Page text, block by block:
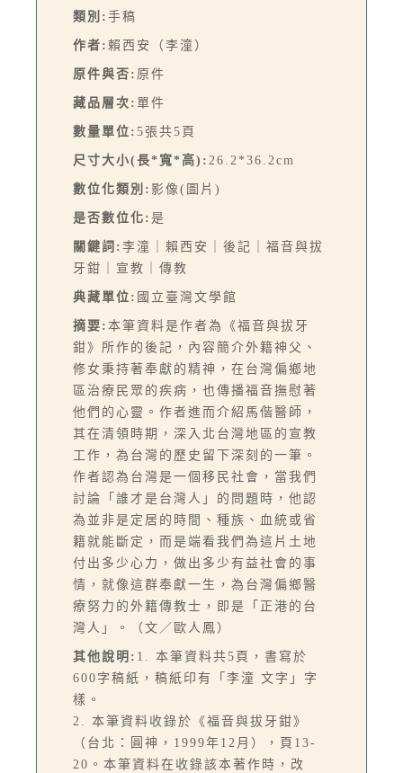
類別: 手稿
作者: 賴西安（李潼）
原件與否: 原件
藏品層次: 單件
數量單位: 5張共5頁
尺寸大小(長*寬*高): 26.2*36.2cm
數位化類別: 影像(圖片)
是否數位化: 是
關鍵詞: 李潼｜賴西安｜後記｜福音與拔
牙鉗｜宣教｜傳教
典藏單位: 國立臺灣文學館
摘要: 本筆資料是作者為《福音與拔牙
鉗》所作的後記，內容簡介外籍神父、
修女秉持著奉獻的精神，在台灣偏鄉地
區治療民眾的疾病，也傳播福音撫慰著
他們的心靈。作者進而介紹馬偕醫師，
其在清領時期，深入北台灣地區的宣教
工作，為台灣的歷史留下深刻的一筆。
作者認為台灣是一個移民社會，當我們
討論「誰才是台灣人」的問題時，他認
為並非是定居的時間、種族、血統或省
籍就能斷定，而是端看我們為這片土地
付出多少心力，做出多少有益社會的事
情，就像這群奉獻一生，為台灣偏鄉醫
療努力的外籍傳教士，即是「正港的台
灣人」。（文／歐人鳳）
其他說明: 1. 本筆資料共5頁，書寫於
600字稿紙，稿紙印有「李潼 文字」字
樣。
2. 本筆資料收錄於《福音與拔牙鉗》
（台北：圓神，1999年12月），頁13-
20。本筆資料在收錄該本著作時，改